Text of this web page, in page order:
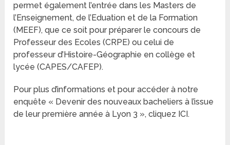
permet également l’entrée dans les Masters de
l’Enseignement, de l’Eduation et de la Formation
(MEEF), que ce soit pour préparer le concours de
Professeur des Ecoles (CRPE) ou celui de
professeur d’Histoire-Géographie en collège et
lycée (CAPES/CAFEP).
Pour plus d’informations et pour accéder à notre
enquête « Devenir des nouveaux bacheliers à l’issue
de leur première année à Lyon 3 », cliquez ICI.